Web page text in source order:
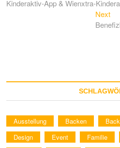
post:
Kinderaktiv-App & Wienxtra-
NextNext
Ausstellung Backen
Design
Event Familie